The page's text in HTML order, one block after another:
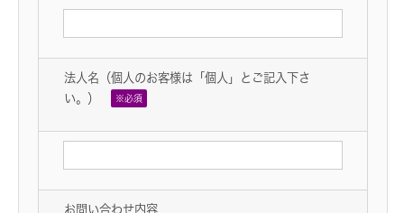
法人名（個人のお客様は「個人」とご記入下さ
い。）
※必須
お問い合わせ内容